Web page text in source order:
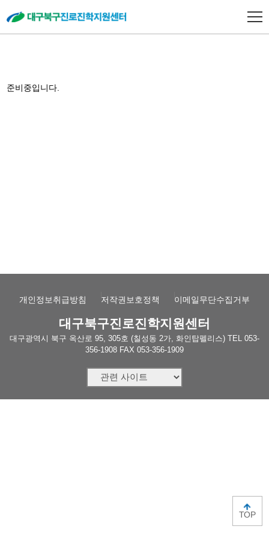
준비중입니다.
개인정보취급방침 저작권보호정책 이메일무단수집거부
대구북구진로진학지원센터
대구광역시 북구 옥산로 95, 305호 (칠성동 2가, 화인탑펠리스) TEL 053-
356-1908 FAX 053-356-1909
TOP